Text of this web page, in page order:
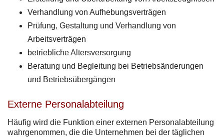
Verhandlung von Aufhebungsverträgen
Prüfung, Gestaltung und Verhandlung von
Arbeitsverträgen
betriebliche Altersversorgung
Beratung und Begleitung bei Betriebsänderungen
und Betriebsübergängen
Externe Personalabteilung
Häufig wird die Funktion einer externen Personalabteilung
wahrgenommen, die die Unternehmen bei der täglichen